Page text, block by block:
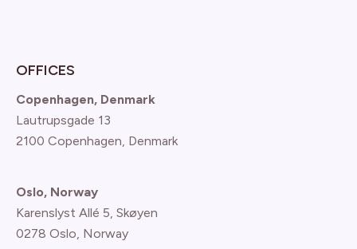
OFFICES
Copenhagen, Denmark
Lautrupsgade 13
2100 Copenhagen , Denmark
Oslo, Norway
Karenslyst Allé 5, Skøyen
0278 Oslo, Norway